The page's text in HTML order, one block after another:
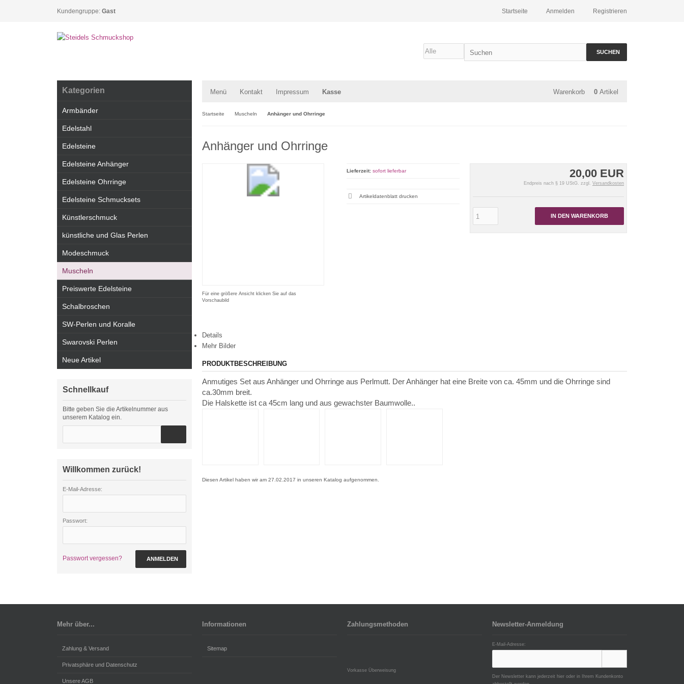
Kundengruppe: Gast Registrieren
Anmelden
Startseite
SUCHEN
Menü Kontakt Impressum Kasse Warenkorb 0 Artikel
Startseite Muscheln Anhänger und Ohrringe
Anhänger und Ohrringe
Für eine größere Ansicht klicken Sie auf das
Vorschaubild
20,00 EUR
Endpreis nach § 19 UStG. zzgl. Versandkosten
IN DEN WARENKORB
Lieferzeit: sofort lieferbar
Artikeldatenblatt drucken
Details
Mehr Bilder
PRODUKTBESCHREIBUNG
Anmutiges Set aus Anhänger und Ohrringe aus Perlmutt. Der Anhänger hat eine Breite von ca. 45mm und die Ohrringe sind
ca.30mm breit.
Die Halskette ist ca 45cm lang und aus gewachster Baumwolle..
Diesen Artikel haben wir am 27.02.2017 in unseren Katalog aufgenommen.
Kategorien
Armbänder
Edelstahl
Edelsteine
Edelsteine Anhänger
Edelsteine Ohrringe
Edelsteine Schmucksets
Künstlerschmuck
künstliche und Glas Perlen
Modeschmuck
Muscheln
Preiswerte Edelsteine
Schalbroschen
SW-Perlen und Koralle
Swarovski Perlen
Neue Artikel
Schnellkauf
Bitte geben Sie die Artikelnummer aus
unserem Katalog ein.
Willkommen zurück!
E-Mail-Adresse:
Passwort:
Passwort vergessen? ANMELDEN
Mehr über...
Zahlung & Versand
Privatsphäre und Datenschutz
Unsere AGB
Informationen
Sitemap
Zahlungsmethoden
Vorkasse Überweisung
Newsletter-Anmeldung
E-Mail-Adresse:
Der Newsletter kann jederzeit hier oder in Ihrem Kundenkonto